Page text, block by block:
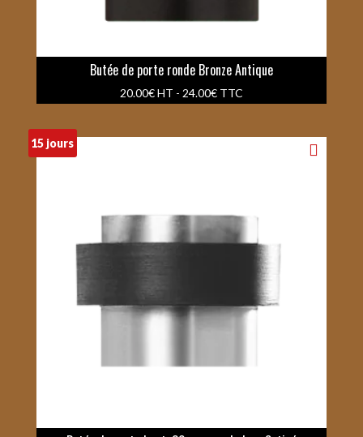
Butée de porte ronde Bronze Antique
20.00€HT - 24.00€TTC
15 jours